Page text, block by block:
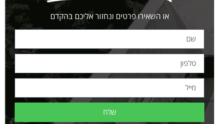
או השאירו פרטים ונחזור אליכם בהקדם
שלח